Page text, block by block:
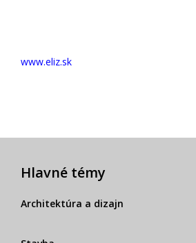
www.eliz.sk
Hlavné témy
Architektúra a dizajn